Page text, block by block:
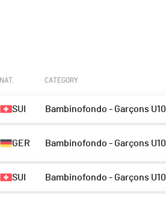
NAT. CATEGORY
SUI Bambinofondo - Garçons U10
GER Bambinofondo - Garçons U10
SUI Bambinofondo - Garçons U10